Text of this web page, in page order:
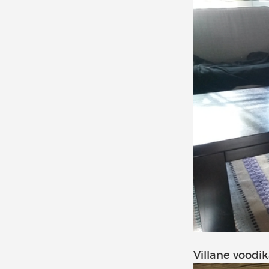
Villane